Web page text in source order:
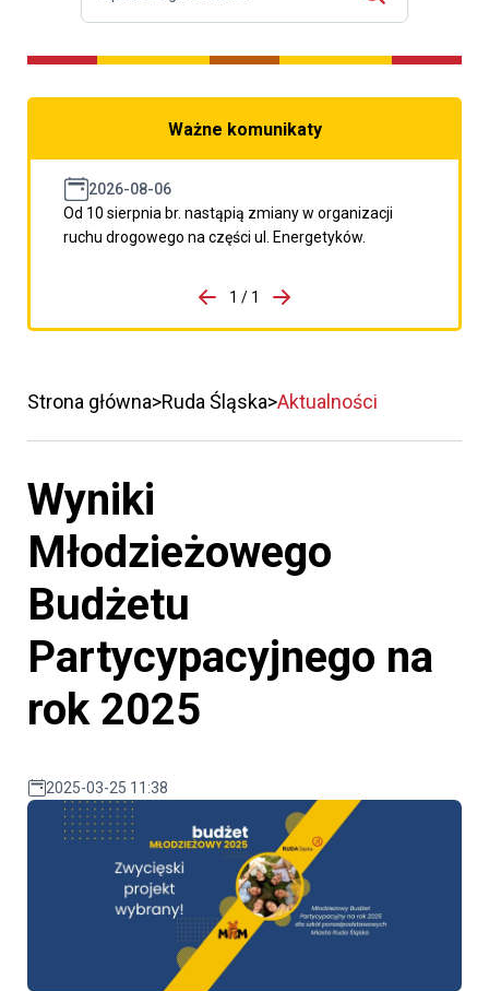
Ważne komunikaty
2026-08-06
Od 10 sierpnia br. nastąpią zmiany w organizacji
ruchu drogowego na części ul. Energetyków.
porzpedniego komunikatu
1 / 1
Przejdź do następnego
Strona główna Ruda Śląska Aktualności
Wyniki
Młodzieżowego
Budżetu
Partycypacyjnego na
rok 2025
2025-03-25 11:38